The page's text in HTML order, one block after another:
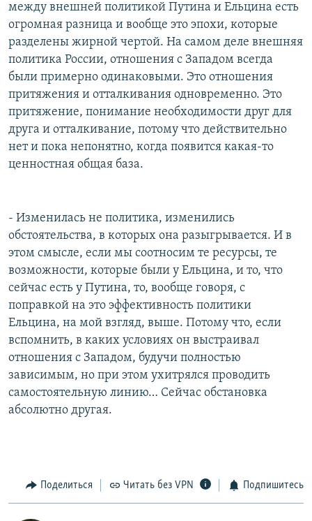
между внешней политикой Путина и Ельцина есть
огромная разница и вообще это эпохи, которые
разделены жирной чертой. На самом деле внешняя
политика России, отношения с Западом всегда
были примерно одинаковыми. Это отношения
притяжения и отталкивания одновременно. Это
притяжение, понимание необходимости друг для
друга и отталкивание, потому что действительно
нет и пока непонятно, когда появится какая-то
ценностная общая база.
- Изменилась не политика, изменились
обстоятельства, в которых она разыгрывается. И в
этом смысле, если мы соотносим те ресурсы, те
возможности, которые были у Ельцина, и то, что
сейчас есть у Путина, то, вообще говоря, с
поправкой на это эффективность политики
Ельцина, на мой взгляд, выше. Потому что, если
вспомнить, в каких условиях он выстраивал
отношения с Западом, будучи полностью
зависимым, но при этом ухитрялся проводить
самостоятельную линию… Сейчас обстановка
абсолютно другая.
Поделиться Читать без VPN Подпишитесь